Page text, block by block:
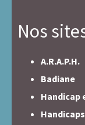
Nos
A.R.A.P.H.
Badiane
Handicap